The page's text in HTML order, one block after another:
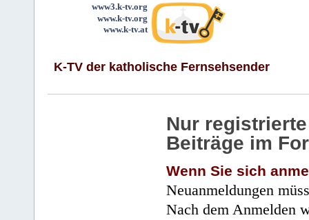
www3.k-tv.org
www.k-tv.org
www.k-tv.at
K-TV der katholische Fernsehsender
Nur
Beiträge im
Wenn Sie sich
Neuanmeldungen
Nach dem Anmelden